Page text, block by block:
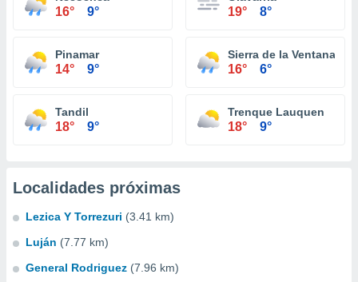
16° 9° 19° 8°
Pinamar
14° 9°
Sierra de la Ventana
16° 6°
Tandil
18° 9°
Trenque Lauquen
18° 9°
Localidades próximas
Lezica Y Torrezuri (3.41 km)
Luján (7.77 km)
General Rodriguez (7.96 km)